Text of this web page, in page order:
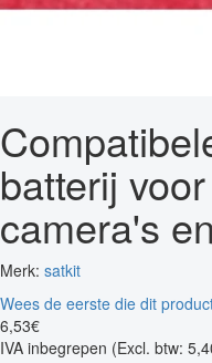
batterij
camera's
Merk: satkit
Wees de eerste die dit
6,53€
IVA inbegrepen (Excl. btw: